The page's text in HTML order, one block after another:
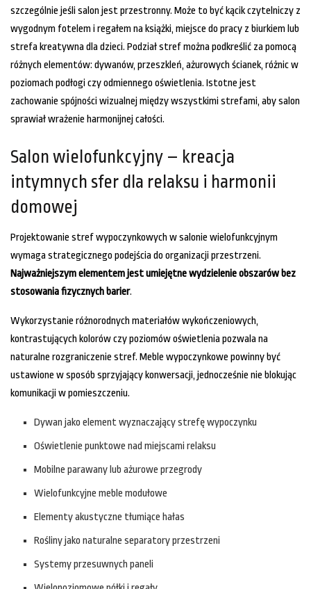
szczególnie jeśli salon jest przestronny. Może to być kącik czytelniczy z
wygodnym fotelem i regałem na książki, miejsce do pracy z biurkiem lub
strefa kreatywna dla dzieci. Podział stref można podkreślić za pomocą
różnych elementów: dywanów, przeszkleń, ażurowych ścianek, różnic w
poziomach podłogi czy odmiennego oświetlenia. Istotne jest
zachowanie spójności wizualnej między wszystkimi strefami, aby salon
sprawiał wrażenie harmonijnej całości.
Salon wielofunkcyjny – kreacja
intymnych sfer dla relaksu i harmonii
domowej
Projektowanie stref wypoczynkowych w salonie wielofunkcyjnym
wymaga strategicznego podejścia do organizacji przestrzeni.
Najważniejszym elementem jest umiejętne wydzielenie obszarów bez
stosowania fizycznych barier.
Wykorzystanie różnorodnych materiałów wykończeniowych,
kontrastujących kolorów czy poziomów oświetlenia pozwala na
naturalne rozgraniczenie stref. Meble wypoczynkowe powinny być
ustawione w sposób sprzyjający konwersacji, jednocześnie nie blokując
komunikacji w pomieszczeniu.
Dywan jako element wyznaczający strefę wypoczynku
Oświetlenie punktowe nad miejscami relaksu
Mobilne parawany lub ażurowe przegrody
Wielofunkcyjne meble modułowe
Elementy akustyczne tłumiące hałas
Rośliny jako naturalne separatory przestrzeni
Systemy przesuwnych paneli